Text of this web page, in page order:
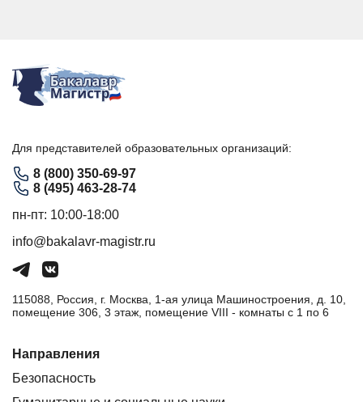
Для представителей образовательных организаций:
8 (800) 350-69-97
8 (495) 463-28-74
пн-пт: 10:00-18:00
info@bakalavr-magistr.ru
115088, Россия, г. Москва, 1-ая улица Машиностроения, д. 10,
помещение 306, 3 этаж, помещение VIII - комнаты с 1 по 6
Направления
Безопасность